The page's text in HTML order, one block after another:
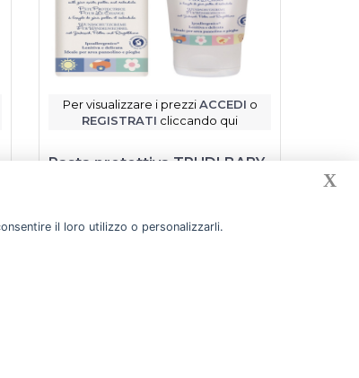
Per visualizzare i prezziACCEDI o
REGISTRATI cliccando qui
Pasta protettiva TRUDI BABY
il loro utilizzo o personalizzarli.
X